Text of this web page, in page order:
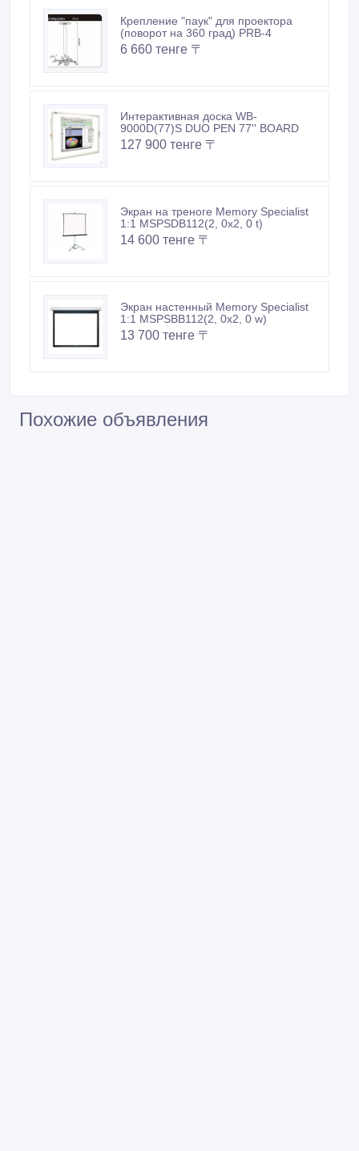
Крепление "паук" для проектора
(поворот на 360 град) PRB-4
6 660 тенге 〒
Интерактивная доска WB-
9000D(77)S DUO PEN 77'' BOARD
127 900 тенге 〒
Экран на треноге Memory Specialist
1:1 MSPSDB112(2, 0x2, 0 t)
14 600 тенге 〒
Экран настенный Memory Specialist
1:1 MSPSBB112(2, 0x2, 0 w)
13 700 тенге 〒
Похожие объявления